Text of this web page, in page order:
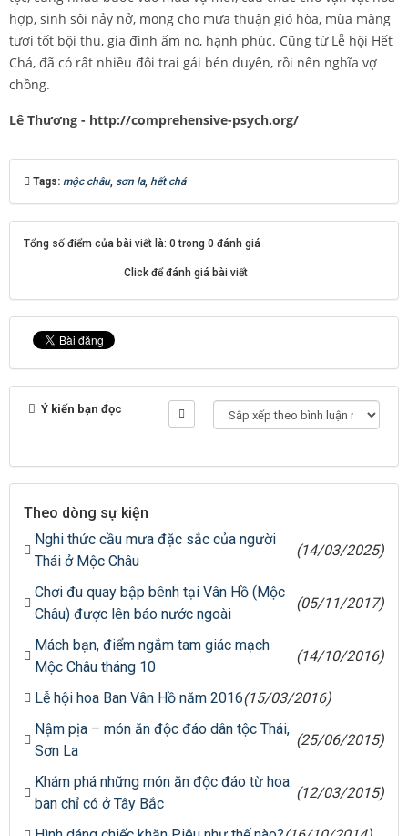
hợp, sinh sôi nảy nở, mong cho mưa thuận gió hòa, mùa màng
tươi tốt bội thu, gia đình ấm no, hạnh phúc. Cũng từ Lễ hội Hết
Chá, đã có rất nhiều đôi trai gái bén duyên, rồi nên nghĩa vợ
chồng.
Lê Thương - http://comprehensive-psych.org/
Tags: mộc châu, sơn la, hết chá
Tổng số điểm của bài viết là: 0 trong 0 đánh giá
Click để đánh giá bài viết
Ý kiến bạn đọc
Theo dòng sự kiện
Nghi thức cầu mưa đặc sắc của người
Thái ở Mộc Châu
(14/03/2025)
Chơi đu quay bập bênh tại Vân Hồ (Mộc
Châu) được lên báo nước ngoài
(05/11/2017)
Mách bạn, điểm ngắm tam giác mạch
Mộc Châu tháng 10
(14/10/2016)
Lễ hội hoa Ban Vân Hồ năm 2016(15/03/2016)
Nậm pịa – món ăn độc đáo dân tộc Thái,
Sơn La
(25/06/2015)
Khám phá những món ăn độc đáo từ hoa
ban chỉ có ở Tây Bắc
(12/03/2015)